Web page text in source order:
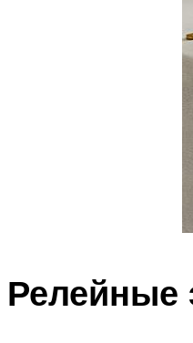
Релейные